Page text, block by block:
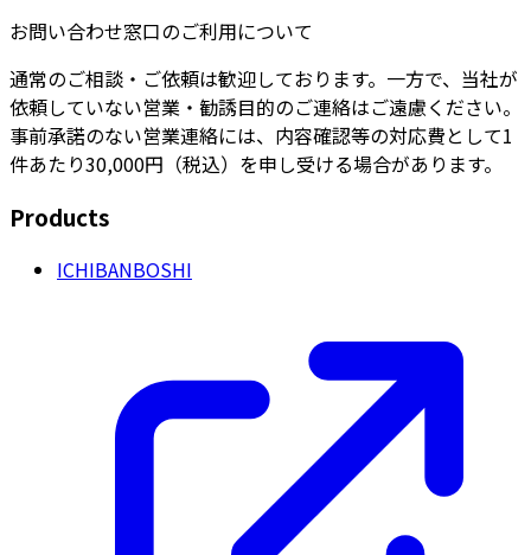
お問い合わせ窓口のご利用について
通常のご相談・ご依頼は歓迎しております。一方で、当社が
依頼していない営業・勧誘目的のご連絡はご遠慮ください。
事前承諾のない営業連絡には、内容確認等の対応費として1
件あたり30,000円（税込）を申し受ける場合があります。
Products
ICHIBANBOSHI